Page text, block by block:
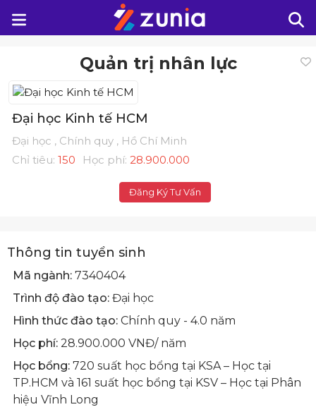
Quản trị nhân lực
Đại học Kinh tế HCM
Đại học , Chính quy , Hồ Chí Minh
Chỉ tiêu: 150 Học phí: 28.900.000
Đăng Ký Tư Vấn
Thông tin tuyển sinh
Mã ngành: 7340404
Trình độ đào tạo: Đại học
Hình thức đào tạo: Chính quy - 4.0 năm
Học phí: 28.900.000 VNĐ/ năm
Học bổng: 720 suất học bổng tại KSA – Học tại
TP.HCM và 161 suất học bổng tại KSV – Học tại Phân
hiệu Vĩnh Long